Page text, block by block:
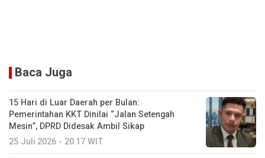
Baca Juga
15 Hari di Luar Daerah per Bulan:
Pemerintahan KKT Dinilai “Jalan Setengah
Mesin”, DPRD Didesak Ambil Sikap
25 Juli 2026 - 20:17 WIT